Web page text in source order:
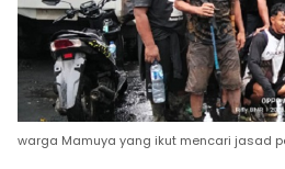
warga Mamuya yang ikut mencari jasad